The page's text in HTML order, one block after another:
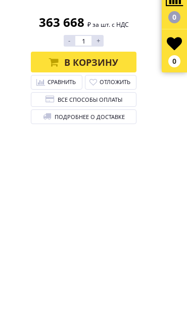
363 668 ₽ за шт. с НДС
- +
В КОРЗИНУ
СРАВНИТЬ ОТЛОЖИТЬ
ВСЕ СПОСОБЫ ОПЛАТЫ
ПОДРОБНЕЕ О ДОСТАВКЕ
0
0